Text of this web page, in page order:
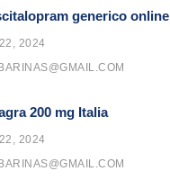
generico online
2024
200 mg Italia
2024